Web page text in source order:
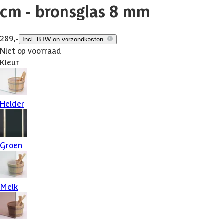
cm - bronsglas 8 mm
289,- Incl. BTW en verzendkosten
Niet op voorraad
Kleur
Helder
Groen
Melk